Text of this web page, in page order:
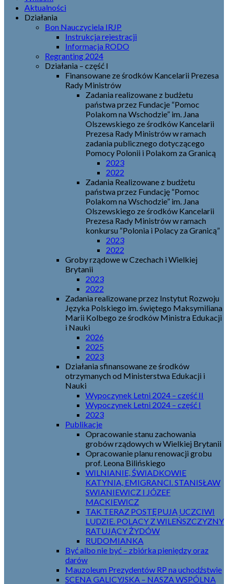
Aktualności
Działania
Bon Nauczyciela IRJP
Instrukcja rejestracji
Informacja RODO
Regranting 2024
Działania – część I
Finansowane ze środków Kancelarii Prezesa
Rady Ministrów
Zadania realizowane z budżetu
państwa przez Fundacje “Pomoc
Polakom na Wschodzie” im. Jana
Olszewskiego ze środków Kancelarii
Prezesa Rady Ministrów w ramach
zadania publicznego dotyczącego
Pomocy Polonii i Polakom za Granicą
2023
2022
Zadania Realizowane z budżetu
państwa przez Fundację “Pomoc
Polakom na Wschodzie” im. Jana
Olszewskiego ze środków Kancelarii
Prezesa Rady Ministrów w ramach
konkursu “Polonia i Polacy za Granicą”
2023
2022
Groby rządowe w Czechach i Wielkiej
Brytanii
2023
2022
Zadania realizowane przez Instytut Rozwoju
Języka Polskiego im. świętego Maksymiliana
Marii Kolbego ze środków Ministra Edukacji
i Nauki
2026
2025
2023
Działania sfinansowane ze środków
otrzymanych od Ministerstwa Edukacji i
Nauki
Wypoczynek Letni 2024 – część II
Wypoczynek Letni 2024 – część I
2023
Publikacje
Opracowanie stanu zachowania
grobów rządowych w Wielkiej Brytanii
Opracowanie planu renowacji grobu
prof. Leona Bilińskiego
WILNIANIE, ŚWIADKOWIE
KATYNIA, EMIGRANCI. STANISŁAW
SWIANIEWICZ I JÓZEF
MACKIEWICZ
TAK TERAZ POSTĘPUJĄ UCZCIWI
LUDZIE. POLACY Z WILEŃSZCZYZNY
RATUJĄCY ŻYDÓW
RUDOMIANKA
Być albo nie być – zbiórka pieniędzy oraz
darów
Mauzoleum Prezydentów RP na uchodźstwie
SCENA GALICYJSKA – NASZA WSPÓLNA